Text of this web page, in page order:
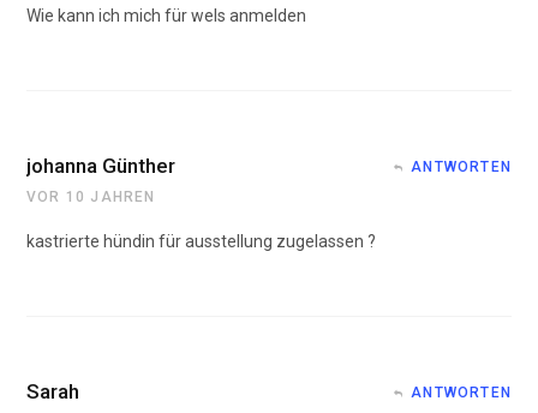
Wie kann ich mich für wels anmelden
johanna Günther
VOR 10 JAHREN
ANTWORTEN
kastrierte hündin für ausstellung zugelassen ?
Sarah ANTWORTEN